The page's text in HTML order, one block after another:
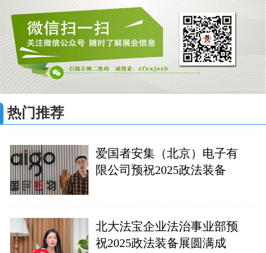
热门推荐
爱国者安集（北京）电子有
限公司预祝2025政法装备
北大法宝企业法治事业部预
祝2025政法装备展圆满成